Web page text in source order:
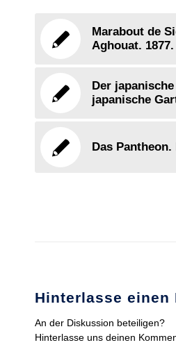
Marabout de
Aghouat. 1877.
Der
japanische
Das
Hinterlasse einen
An der Diskussion beteiligen?
Hinterlasse uns deinen